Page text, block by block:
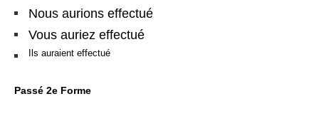
Nous aurions effectué
Vous auriez effectué
Ils auraient effectué
Passé 2e Forme